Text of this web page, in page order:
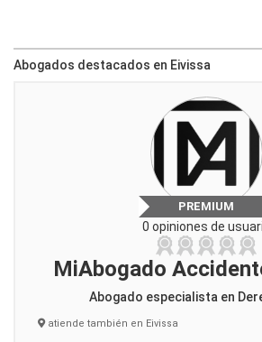
Abogados destacados en Eivissa
PREMIUM
0 opiniones de
MiAbogado
Abogado especialista en
atiende también en Eivissa